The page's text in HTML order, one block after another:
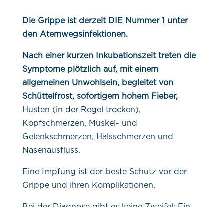
Die Grippe ist derzeit DIE Nummer 1 unter
den Atemwegsinfektionen.
Nach einer kurzen Inkubationszeit treten die
Symptome plötzlich auf, mit einem
allgemeinen Unwohlsein, begleitet von
Schüttelfrost, sofortigem hohem Fieber,
Husten (in der Regel trocken),
Kopfschmerzen, Muskel- und
Gelenkschmerzen, Halsschmerzen und
Nasenausfluss.
Eine Impfung ist der beste Schutz vor der
Grippe und ihren Komplikationen.